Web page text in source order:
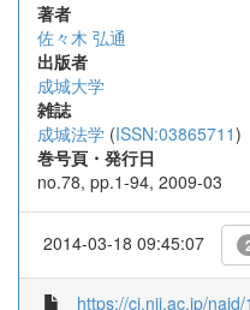
著者
佐々木 弘通
出版者
成城大学
雑誌
成城法学 (ISSN:03865711)
巻号頁・発行日
no.78, pp.1-94, 2009-03
2014-03-18 09:45:07
https://ci.nii.ac.jp/